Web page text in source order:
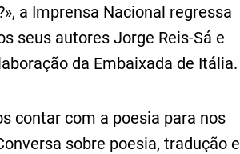
a Imprensa Nacional regressa
seus autores Jorge Reis-Sá e
da Embaixada de Itália.
contar com a poesia para nos
sobre poesia, tradução e